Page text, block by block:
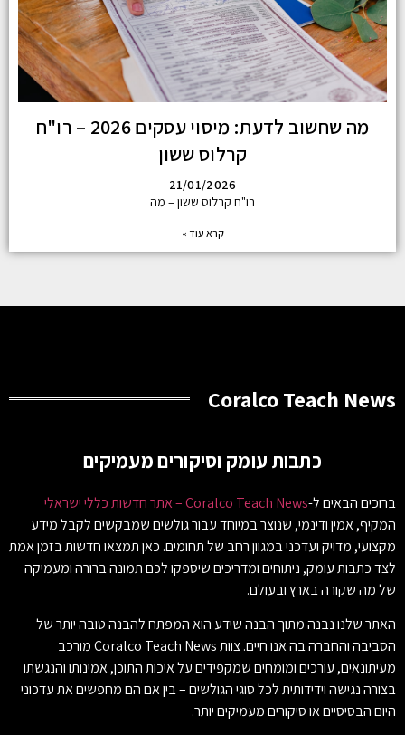
מה שחשוב לדעת: מיסוי עסקים 2026 – רו"ח
קרלוס ששון
21/01/2026
רו"ח קרלוס ששון – מה
קרא עוד »
Coralco Teach News
כתבות עומק וסיקורים מעמיקים
ברוכים הבאים ל-Coralco Teach News – אתר חדשות כללי ישראלי
המקיף, אמין ודינמי, שנוצר במיוחד עבור גולשים שמבקשים לקבל מידע
מקצועי, מדויק ועדכני במגוון רחב של תחומים. כאן תמצאו חדשות בזמן אמת
לצד כתבות עומק, ניתוחים ומדריכים שיספקו לכם תמונה ברורה ומעמיקה
של מה שקורה בארץ ובעולם.
האתר שלנו נבנה מתוך הבנה שידע הוא המפתח להבנה טובה יותר של
הסביבה והחברה בה אנו חיים. צוות Coralco Teach News מורכב
מעיתונאים, עורכים ומומחים שמקפידים על איכות התוכן, אמינותו והנגשתו
בצורה נגישה וידידותית לכל סוגי הגולשים – בין אם הם מחפשים את עדכוני
היום הבסיסיים או סיקורים מעמיקים יותר.